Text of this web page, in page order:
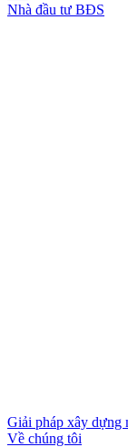
Nhà đầu tư BĐS
Giải pháp xây dựng
Về chúng tôi